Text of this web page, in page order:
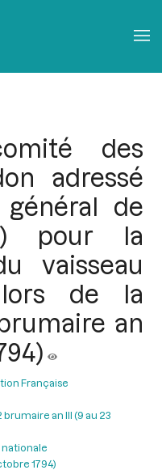
des
adressé
de
pour la
vaisseau
lors de la
an
Française
an III (9 au 23
1794)